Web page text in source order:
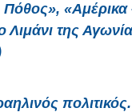
«Αμέρικα
Λιμάνι της